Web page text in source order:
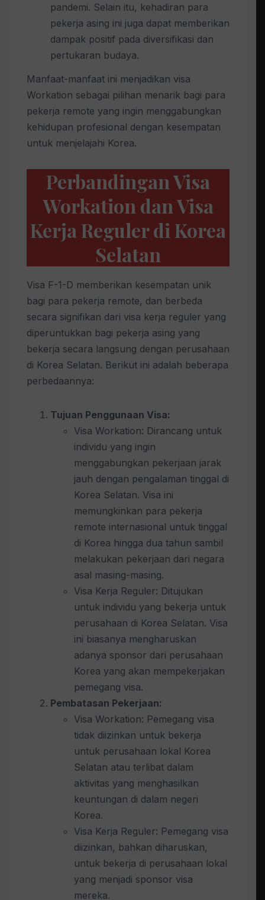
pandemi. Selain itu, kehadiran para
pekerja asing ini juga dapat memberikan
dampak positif pada diversifikasi dan
pertukaran budaya.
Manfaat-manfaat ini menjadikan visa
Workation sebagai pilihan menarik bagi para
pekerja remote yang ingin menggabungkan
kehidupan profesional dengan kesempatan
untuk menjelajahi Korea.
Perbandingan Visa
Workation dan Visa
Kerja Reguler di Korea
Selatan
Visa F-1-D memberikan kesempatan unik
bagi para pekerja remote, dan berbeda
secara signifikan dari visa kerja reguler yang
diperuntukkan bagi pekerja asing yang
bekerja secara langsung dengan perusahaan
di Korea Selatan. Berikut ini adalah beberapa
perbedaannya:
Tujuan Penggunaan Visa:
Visa Workation: Dirancang untuk
individu yang ingin
menggabungkan pekerjaan jarak
jauh dengan pengalaman tinggal di
Korea Selatan. Visa ini
memungkinkan para pekerja
remote internasional untuk tinggal
di Korea hingga dua tahun sambil
melakukan pekerjaan dari negara
asal masing-masing.
Visa Kerja Reguler: Ditujukan
untuk individu yang bekerja untuk
perusahaan di Korea Selatan. Visa
ini biasanya mengharuskan
adanya sponsor dari perusahaan
Korea yang akan mempekerjakan
pemegang visa.
Pembatasan Pekerjaan:
Visa Workation: Pemegang visa
tidak diizinkan untuk bekerja
untuk perusahaan lokal Korea
Selatan atau terlibat dalam
aktivitas yang menghasilkan
keuntungan di dalam negeri
Korea.
Visa Kerja Reguler: Pemegang visa
diizinkan, bahkan diharuskan,
untuk bekerja di perusahaan lokal
yang menjadi sponsor visa
mereka.